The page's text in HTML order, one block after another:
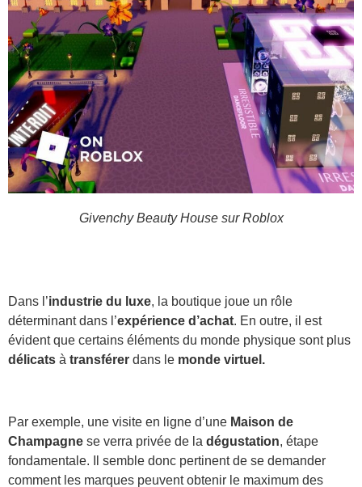
Givenchy Beauty House sur Roblox
Dans l’industrie du luxe, la boutique joue un rôle
déterminant dans l’expérience d’achat. En outre, il est
évident que certains éléments du monde physique sont plus
délicats à transférer dans le monde virtuel.
Par exemple, une visite en ligne d’une Maison de
Champagne se verra privée de la dégustation, étape
fondamentale. Il semble donc pertinent de se demander
comment les marques peuvent obtenir le maximum des